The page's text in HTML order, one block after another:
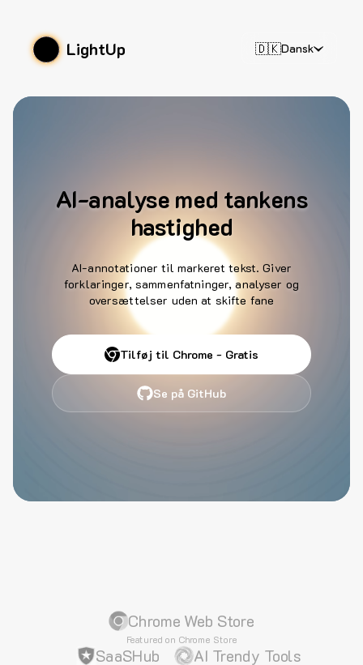
LightUp 🇩🇰Dansk
AI-analyse med tankens
hastighed
AI-annotationer til markeret tekst. Giver
forklaringer, sammenfatninger, analyser og
oversættelser uden at skifte fane
Tilføj til Chrome - Gratis
Se på GitHub
Chrome Web Store
Featured on Chrome Store
SaaSHub AI Trendy Tools